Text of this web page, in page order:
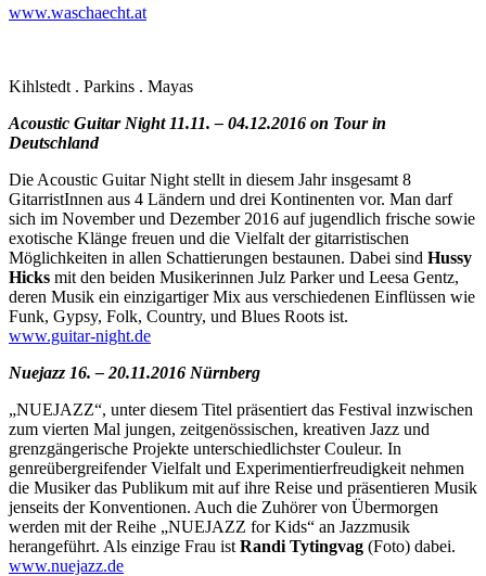
www.waschaecht.at
Kihlstedt . Parkins . Mayas
Acoustic Guitar Night 11.11. – 04.12.2016 on Tour in
Deutschland
Die Acoustic Guitar Night stellt in diesem Jahr insgesamt 8
GitarristInnen aus 4 Ländern und drei Kontinenten vor. Man darf
sich im November und Dezember 2016 auf jugendlich frische sowie
exotische Klänge freuen und die Vielfalt der gitarristischen
Möglichkeiten in allen Schattierungen bestaunen. Dabei sind Hussy
Hicks mit den beiden Musikerinnen Julz Parker und Leesa Gentz,
deren Musik ein einzigartiger Mix aus verschiedenen Einflüssen wie
Funk, Gypsy, Folk, Country, und Blues Roots ist.
www.guitar-night.de
Nuejazz 16. – 20.11.2016 Nürnberg
„NUEJAZZ“, unter diesem Titel präsentiert das Festival inzwischen
zum vierten Mal jungen, zeitgenössischen, kreativen Jazz und
grenzgängerische Projekte unterschiedlichster Couleur. In
genreübergreifender Vielfalt und Experimentierfreudigkeit nehmen
die Musiker das Publikum mit auf ihre Reise und präsentieren Musik
jenseits der Konventionen. Auch die Zuhörer von Übermorgen
werden mit der Reihe „NUEJAZZ for Kids“ an Jazzmusik
herangeführt. Als einzige Frau ist Randi Tytingvag (Foto) dabei.
www.nuejazz.de